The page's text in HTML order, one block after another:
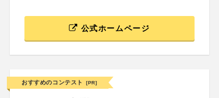
公式ホームページ
おすすめのコンテスト [PR]